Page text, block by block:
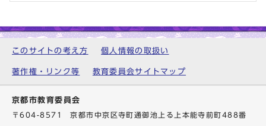
このサイトの考え方 個人情報の取扱い
著作権・リンク等 教育委員会サイトマップ
京都市教育委員会
〒604-8571 京都市中京区寺町通御池上る上本能寺前町488番